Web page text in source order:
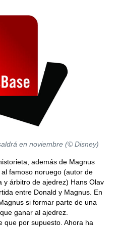
en noviembre (© Disney)
además de Magnus
famoso noruego (autor de
y árbitro de ajedrez) Hans Olav
entre Donald y Magnus. En
si formar parte de una
ganar al ajedrez.
que por supuesto. Ahora ha